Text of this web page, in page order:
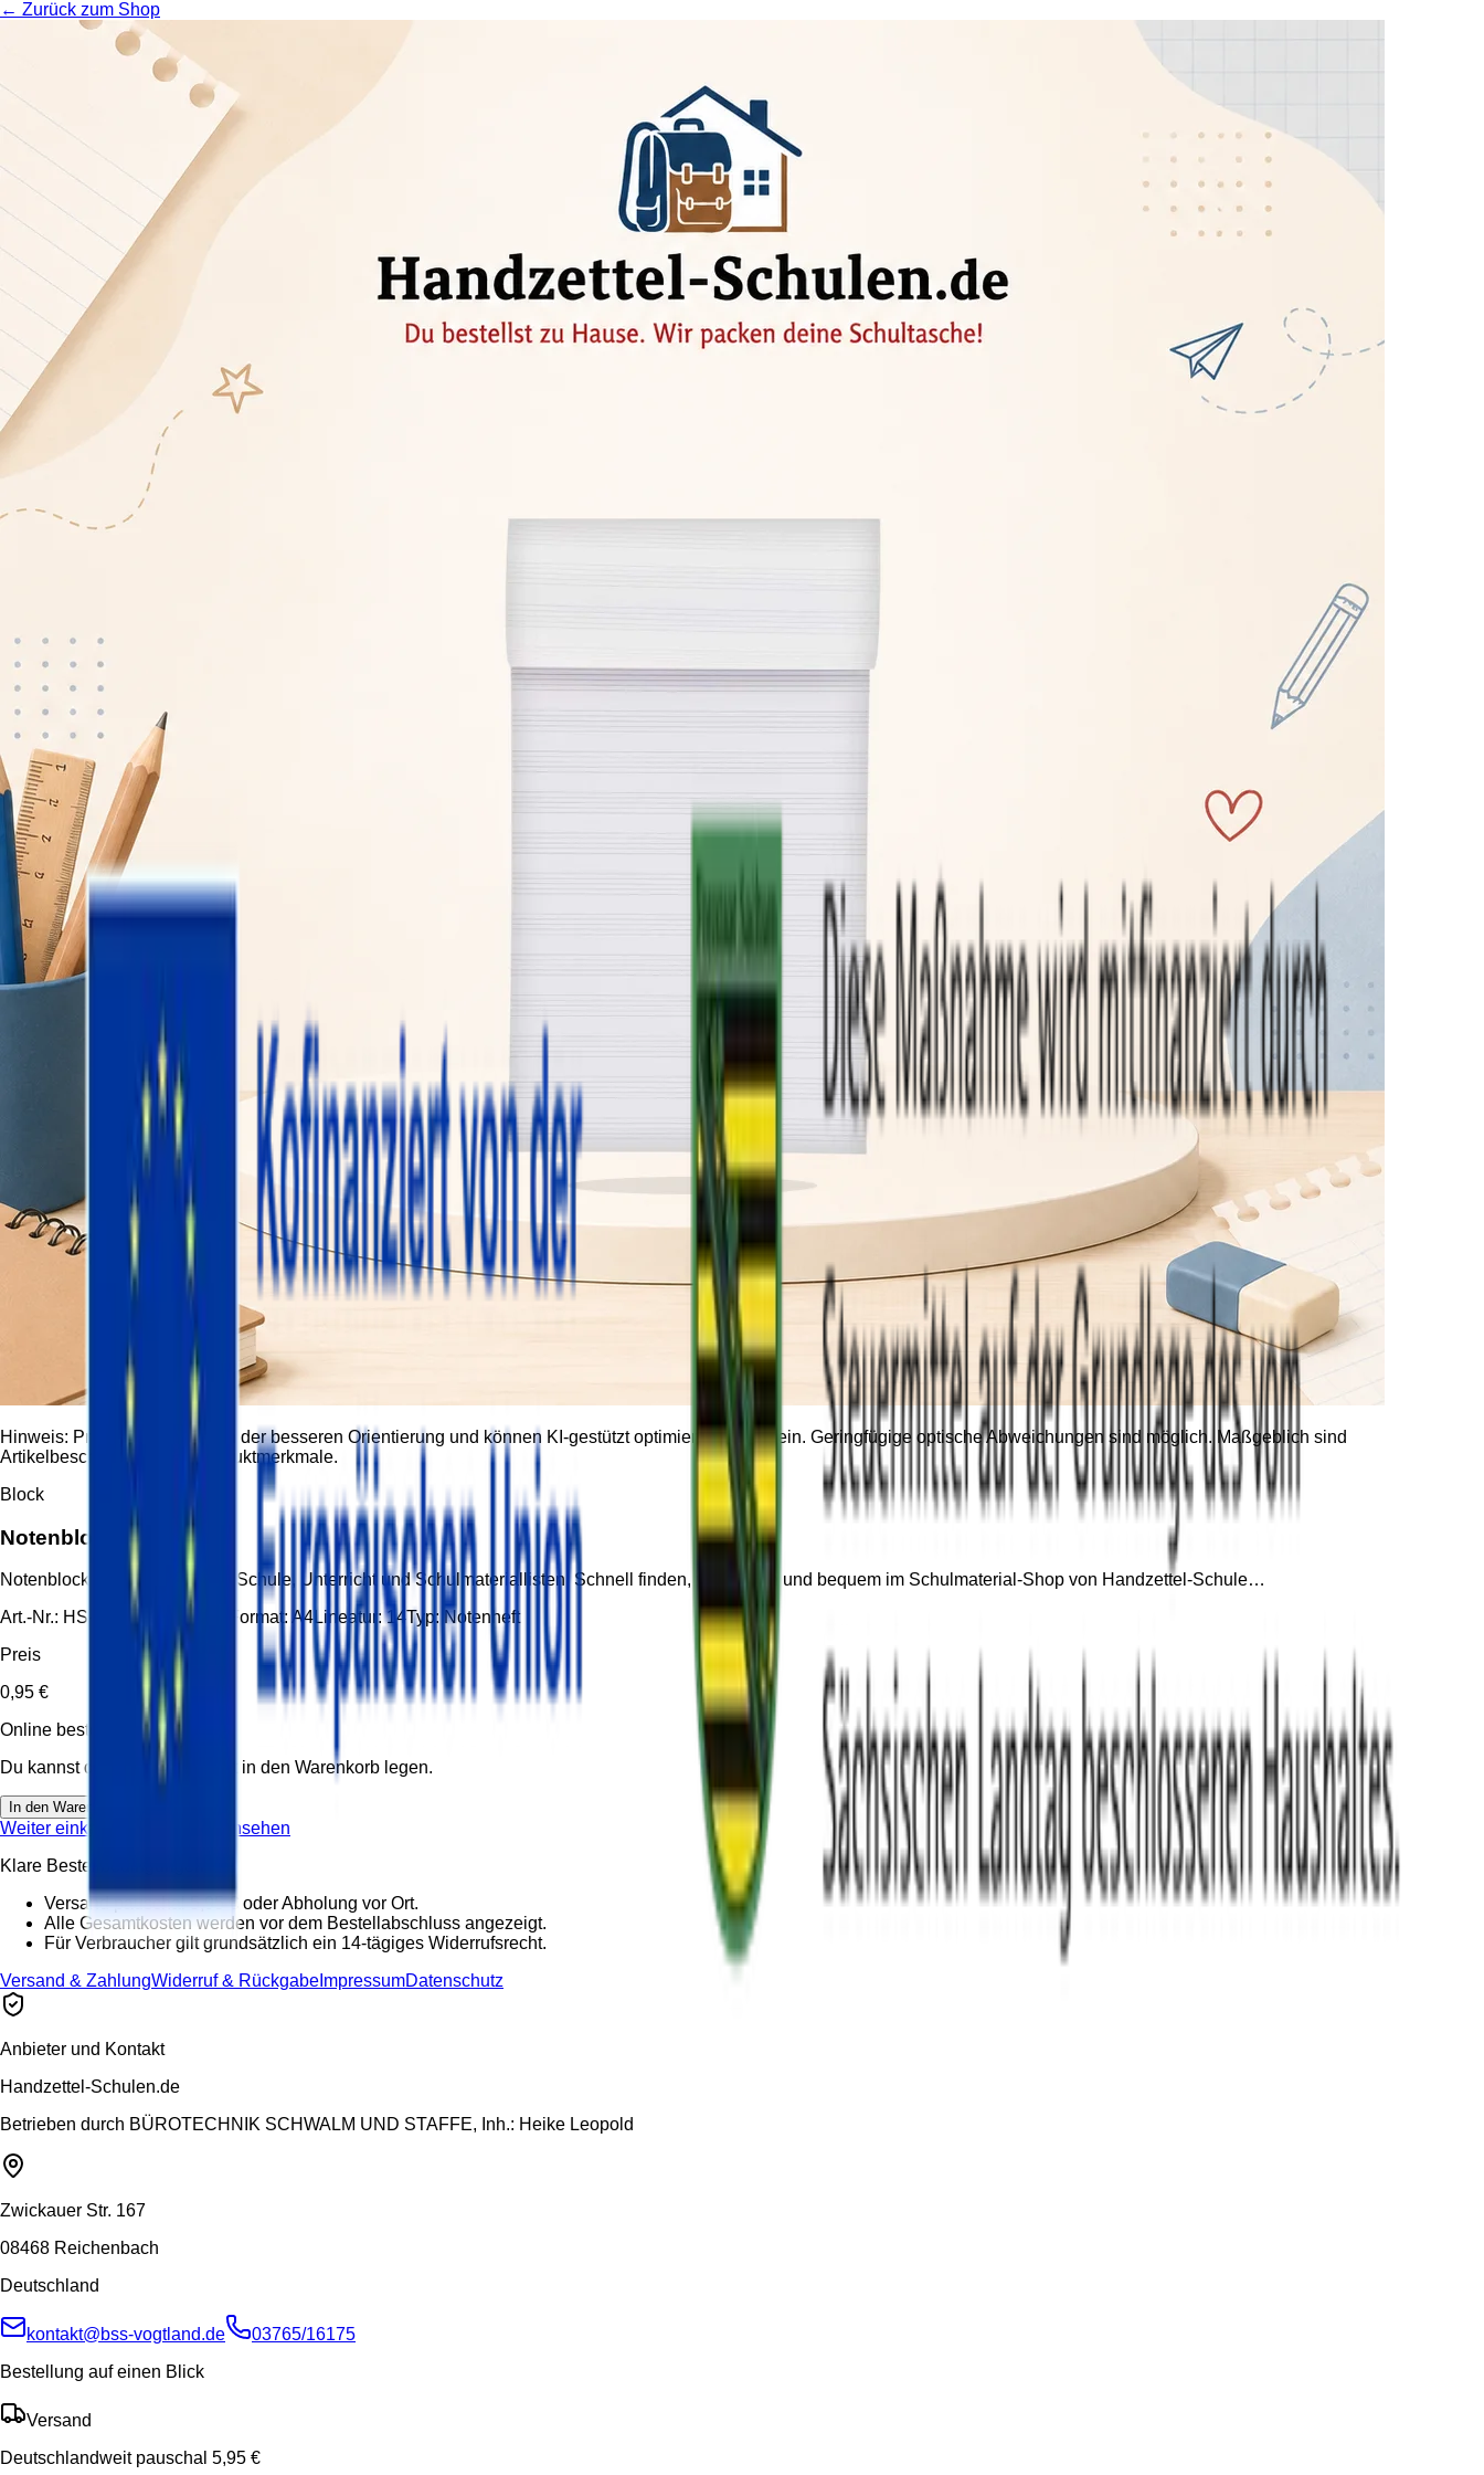
← Zurück zum Shop
Hinweis: Produktbilder dienen der besseren Orientierung und können KI-gestützt optimiert worden sein. Geringfügige optische Abweichungen sind möglich. Maßgeblich sind
Artikelbeschreibung und Produktmerkmale.
Block
Notenblock
Notenblock A4 Lineatur 14 für Schule, Unterricht und Schulmateriallisten. Schnell finden, vormerken und bequem im Schulmaterial-Shop von Handzettel-Schule…
Art.-Nr.: HS-HEF-A4-L14-002 Format: A4Lineatur:14Typ: Notenheft
Preis
0,95 €
Online bestellbar
Du kannst diesen Artikel direkt in den Warenkorb legen.
In den Warenkorb
Weiter einkaufen
Warenkorb ansehen
Klare Bestellbedingungen
Versand pauschal 5,95 € oder Abholung vor Ort.
Alle Gesamtkosten werden vor dem Bestellabschluss angezeigt.
Für Verbraucher gilt grundsätzlich ein 14-tägiges Widerrufsrecht.
Versand & ZahlungWiderruf & Rückgabe ImpressumDatenschutz
Anbieter und Kontakt
Handzettel-Schulen.de
Betrieben durch BÜROTECHNIK SCHWALM UND STAFFE, Inh.: Heike Leopold
Zwickauer Str. 167
08468 Reichenbach
Deutschland
kontakt@bss-vogtland.de
03765/16175
Bestellung auf einen Blick
Versand
Deutschlandweit pauschal 5,95 €